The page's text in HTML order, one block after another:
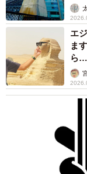
エ
ま
ら
カ